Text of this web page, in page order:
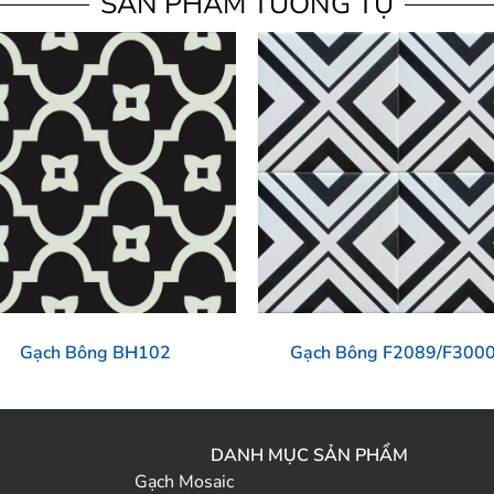
Gạch Bông BH102 Gạch Bông F2089/
DANH MỤC SẢN PHẨM
Gạch Mosaic